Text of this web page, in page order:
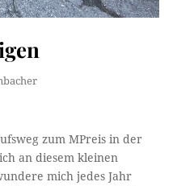
zum MPreis in der
an diesem kleinen
mich jedes Jahr